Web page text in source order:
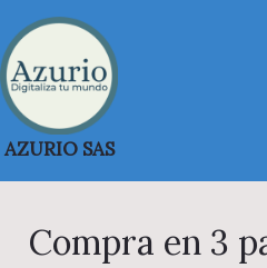
Saltar
al
contenido
AZURIO SAS
Compra en 3